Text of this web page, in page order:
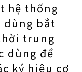
hệ thống
dùng bắt
trung
dùng để
ký hiệu cơ